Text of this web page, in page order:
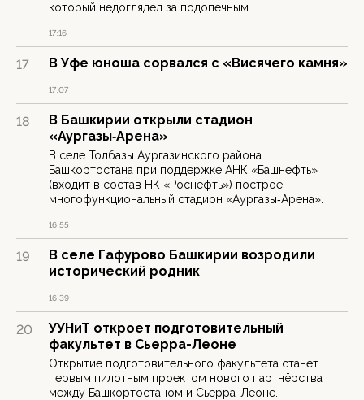
который недоглядел за подопечным.
17:16
17 В Уфе юноша сорвался с «Висячего камня»
17:07
18
В Башкирии открыли стадион
«Аургазы‑Арена»
В селе Толбазы Аургазинского района
Башкортостана при поддержке АНК «Башнефть»
(входит в состав НК «Роснефть») построен
многофункциональный стадион «Аургазы‑Арена».
16:55
19
В селе Гафурово Башкирии возродили
исторический родник
16:39
20
УУНиТ откроет подготовительный
факультет в Сьерра-Леоне
Открытие подготовительного факультета станет
первым пилотным проектом нового партнёрства
между Башкортостаном и Сьерра-Леоне.